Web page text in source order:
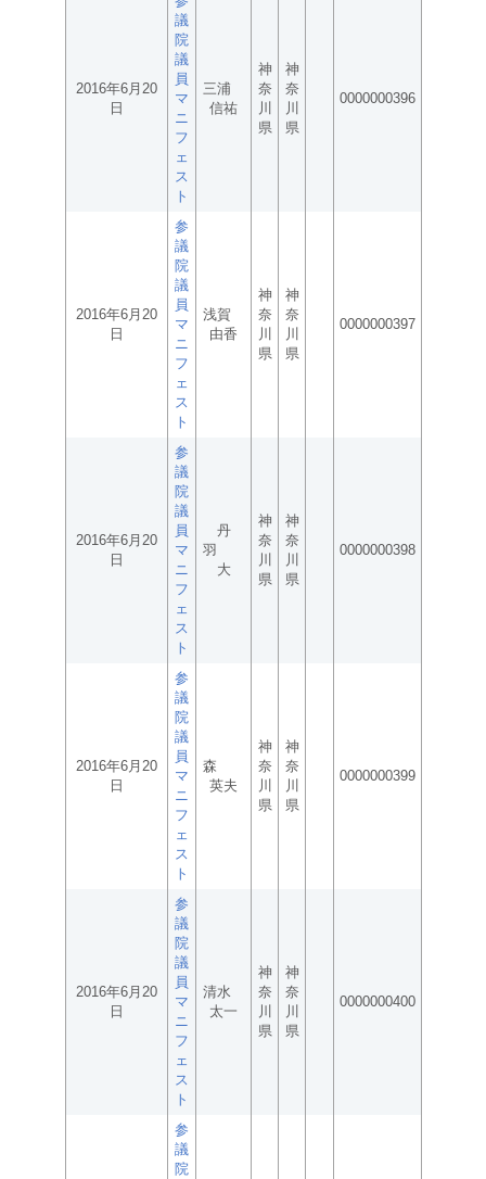
2016年6月20
日
議
院
議
員
マ
ニ
フ
ェ
ス
ト
三浦
信祐
神
奈
川
県
神
奈
川
県
0000000396
2016年6月20
日
参
議
院
議
員
マ
ニ
フ
ェ
ス
ト
浅賀
由香
神
奈
川
県
神
奈
川
県
0000000397
2016年6月20
日
参
議
院
議
員
マ
ニ
フ
ェ
ス
ト
丹
羽
大
神
奈
川
県
神
奈
川
県
0000000398
2016年6月20
日
参
議
院
議
員
マ
ニ
フ
ェ
ス
ト
森
英夫
神
奈
川
県
神
奈
川
県
0000000399
2016年6月20
日
参
議
院
議
員
マ
ニ
フ
ェ
ス
ト
清水
太一
神
奈
川
県
神
奈
川
県
0000000400
参
議
院